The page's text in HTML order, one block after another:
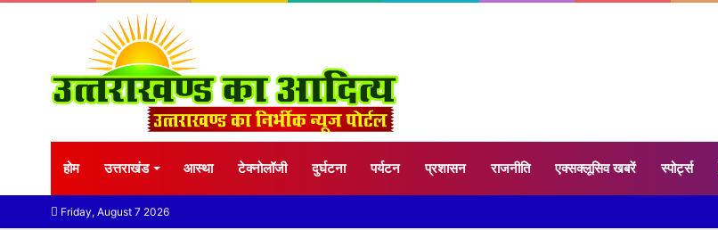
होम उत्तराखंड आस्था टेक्नोलॉजी दुर्घटना पर्यटन प्रशासन राजनीति एक्सक्लूसिव खबरें स्पोर्ट्स
Friday, August 7 2026